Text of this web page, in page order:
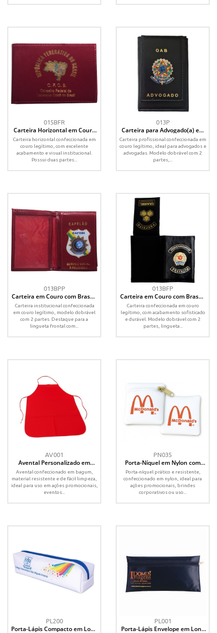
015BFR
Carteira Horizontal em Couro
com Brasão - Personalizado
Carteira horizontal confeccionada em
couro legítimo, com excelente
acabamento e visual institucional.
Possui duas partes...
013P
Carteira para Advogado(a) em
Couro com Brasão –
Personalizada
Carteira profissional confeccionada em
couro legítimo, ideal para advogados e
advogadas. Modelo dobrável com 2
partes,...
013BPP
Carteira em Couro com Brasão
Resinado – Personalizada
Carteira institucional confeccionada
em couro legítimo, modelo dobrável
com 2 partes. Destaque para a
lingueta frontal com...
013BFP
Carteira em Couro com Brasão
Fundido – Personalizada
Carteira confeccionada em couro
legítimo, com acabamento sofisticado
e durável. Modelo dobrável com 2
partes, lingueta...
AV001
Avental Personalizado em
Bagum com Logomarca
Avental confeccionado em bagum,
material resistente e de fácil limpeza,
ideal para uso em ações promocionais,
eventos...
PN035
Porta-Níquel em Nylon com
Zíper – Personalizado
Porta-níquel prático e resistente,
confeccionado em nylon, ideal para
ações promocionais, brindes
corporativos ou uso...
PL200
Porta-Lápis Compacto em Lona
PL001
Porta-Lápis Envelope em Lona